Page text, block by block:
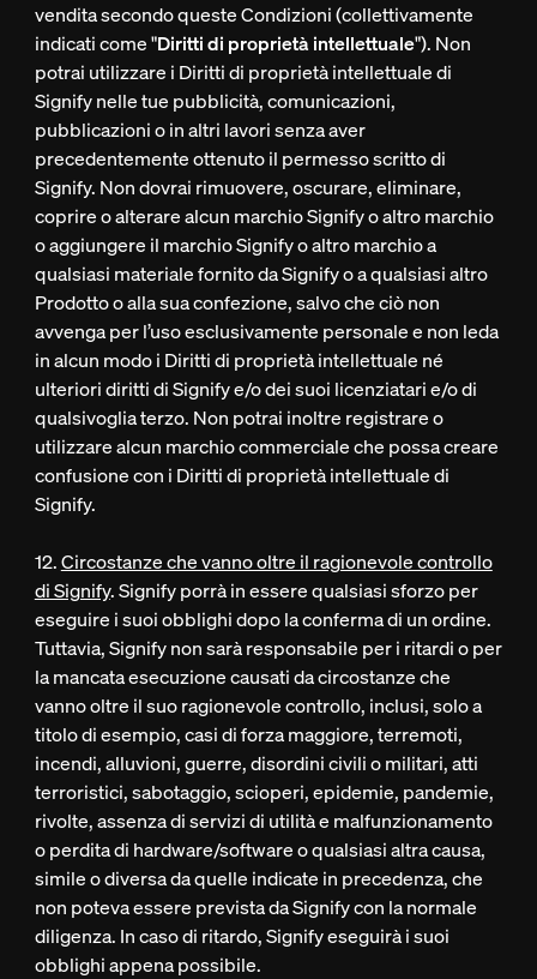
vendita secondo queste Condizioni (collettivamente
indicati come "Diritti di proprietà intellettuale"). Non
potrai utilizzare i Diritti di proprietà intellettuale di
Signify nelle tue pubblicità, comunicazioni,
pubblicazioni o in altri lavori senza aver
precedentemente ottenuto il permesso scritto di
Signify. Non dovrai rimuovere, oscurare, eliminare,
coprire o alterare alcun marchio Signify o altro marchio
o aggiungere il marchio Signify o altro marchio a
qualsiasi materiale fornito da Signify o a qualsiasi altro
Prodotto o alla sua confezione, salvo che ciò non
avvenga per l’uso esclusivamente personale e non leda
in alcun modo i Diritti di proprietà intellettuale né
ulteriori diritti di Signify e/o dei suoi licenziatari e/o di
qualsivoglia terzo. Non potrai inoltre registrare o
utilizzare alcun marchio commerciale che possa creare
confusione con i Diritti di proprietà intellettuale di
Signify.
12.Circostanze che vanno oltre il ragionevole controllo
di Signify. Signify porrà in essere qualsiasi sforzo per
eseguire i suoi obblighi dopo la conferma di un ordine.
Tuttavia, Signify non sarà responsabile per i ritardi o per
la mancata esecuzione causati da circostanze che
vanno oltre il suo ragionevole controllo, inclusi, solo a
titolo di esempio, casi di forza maggiore, terremoti,
incendi, alluvioni, guerre, disordini civili o militari, atti
terroristici, sabotaggio, scioperi, epidemie, pandemie,
rivolte, assenza di servizi di utilità e malfunzionamento
o perdita di hardware/software o qualsiasi altra causa,
simile o diversa da quelle indicate in precedenza, che
non poteva essere prevista da Signify con la normale
diligenza. In caso di ritardo, Signify eseguirà i suoi
obblighi appena possibile.